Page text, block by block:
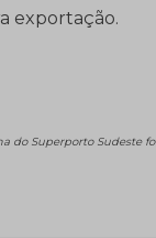
exportação.
do Superporto Sudeste